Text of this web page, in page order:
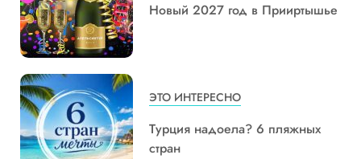
Новый 2027 год в Прииртышье
ЭТО ИНТЕРЕСНО
Турция надоела? 6 пляжных
стран